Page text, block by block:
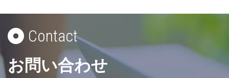
Contact
お問い合わせ